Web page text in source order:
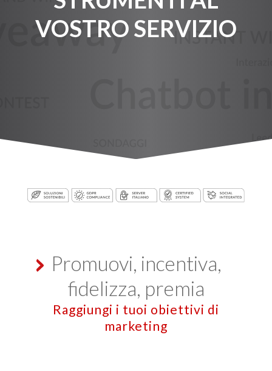
VOSTRO SERVIZIO
Promuovi, incentiva,
fidelizza, premia
Raggiungi i tuoi obiettivi di
marketing